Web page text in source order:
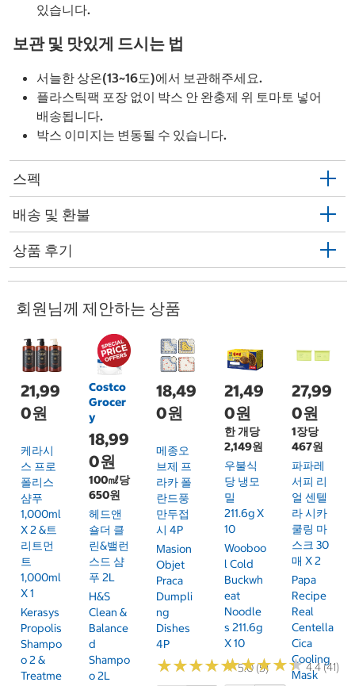
있습니다.
보관 및 맛있게 드시는 법
서늘한 상온(13~16도)에서 보관해주세요.
플라스틱팩 포장 없이 박스 안 완충제 위 토마토 넣어
배송됩니다.
박스 이미지는 변동될 수 있습니다.
스펙
배송 및 환불
상품 후기
회원님께 제안하는 상품
21,99
0원
케라시
스 프로
폴리스
샴푸
1,000ml
X 2 &트
리트먼
트
1,000ml
X 1
Kerasys
Propolis
Shampo
O 2 &
Treatme
Costco
Grocer
y
18,99
0원
100㎖당
650원
헤드앤
숄더 클
린&밸런
스드 샴
푸 2L
H&S
Clean &
Balance
D
Shampo
O 2L
18,49
0원
메종오
브제 프
라카 폴
란드풍
만두접
시 4P
Masion
Objet
Praca
Dumpli
Ng
Dishes
4P
★★★★★
★★★★★5.0 (5)
21,49
0원
한 개당
2,149원
우불식
당 냉모
밀
211.6g X
10
Wooboo
L Cold
Buckwh
Eat
Noodle
S 211.6g
X 10
★★★★★
★★★★★4.4 (41)
27,99
0원
1장당
467원
파파레
서피 리
얼 센텔
라 시카
쿨링 마
스크 30
매 X 2
Papa
Recipe
Real
Centella
Cica
Cooling
Mask